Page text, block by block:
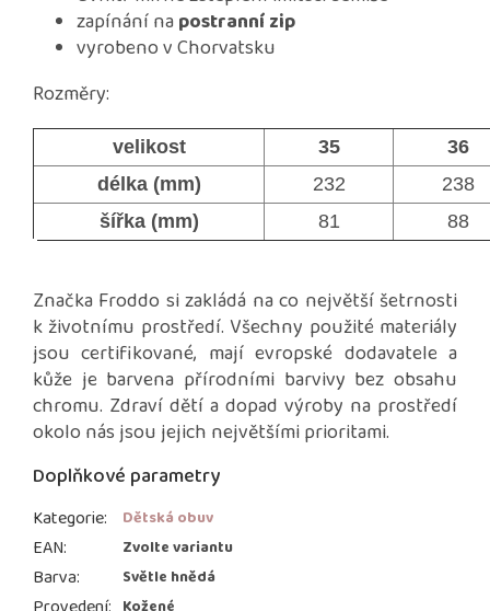
zapínání napostranní zip
vyrobeno v Chorvatsku
Rozměry:
velikost 35
36
délka (mm)
232
238
šířka (mm)
81 88
Značka Froddo si zakládá na co největší šetrnosti
k životnímu prostředí. Všechny použité materiály
jsou certifikované, mají evropské dodavatele a
kůže je barvena přírodními barvivy bez obsahu
chromu. Zdraví dětí a dopad výroby na prostředí
okolo nás jsou jejich největšími prioritami.
Doplňkové parametry
Kategorie: Dětská obuv
EAN: Zvolte variantu
Barva: Světle hnědá